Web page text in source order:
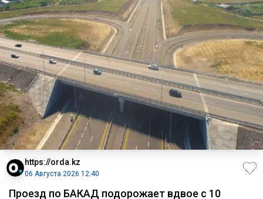
https://orda.kz
06 Августа 2026 12:40
Проезд по БАКАД подорожает вдвое с 10